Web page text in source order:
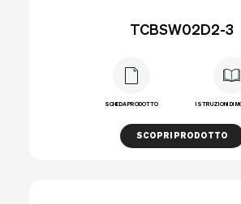
TCBSW02D2-3
SCHEDA PRODOTTO ISTRUZIONI DI
SCOPRI PRODOTTO